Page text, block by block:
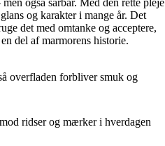
og karakter i mange år. Det
det med omtanke og acceptere,
del af marmorens historie.
overfladen forbliver smuk og
ridser og mærker i hverdagen